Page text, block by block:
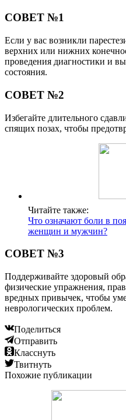
СОВЕТ №1
Если у вас возникли
верхних или нижних
проведения диагностики и
состояния.
СОВЕТ №2
Избегайте длительного
спящих позах, чтобы
Читайте также:
Что означают боли в
женщин и мужчин?
СОВЕТ №3
Поддерживайте здоровый
физические упражнения,
вредных привычек, чтобы
неврологических проблем.
Поделиться
Отправить
Класснуть
Твитнуть
Похожие публикации